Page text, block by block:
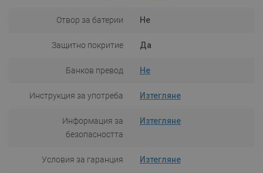
Отвор за батерии Не
Защитно покритие Да
Банков превод Не
Инструкция за употреба Изтегляне
Информация за
безопасността
Изтегляне
Условия за гаранция Изтегляне